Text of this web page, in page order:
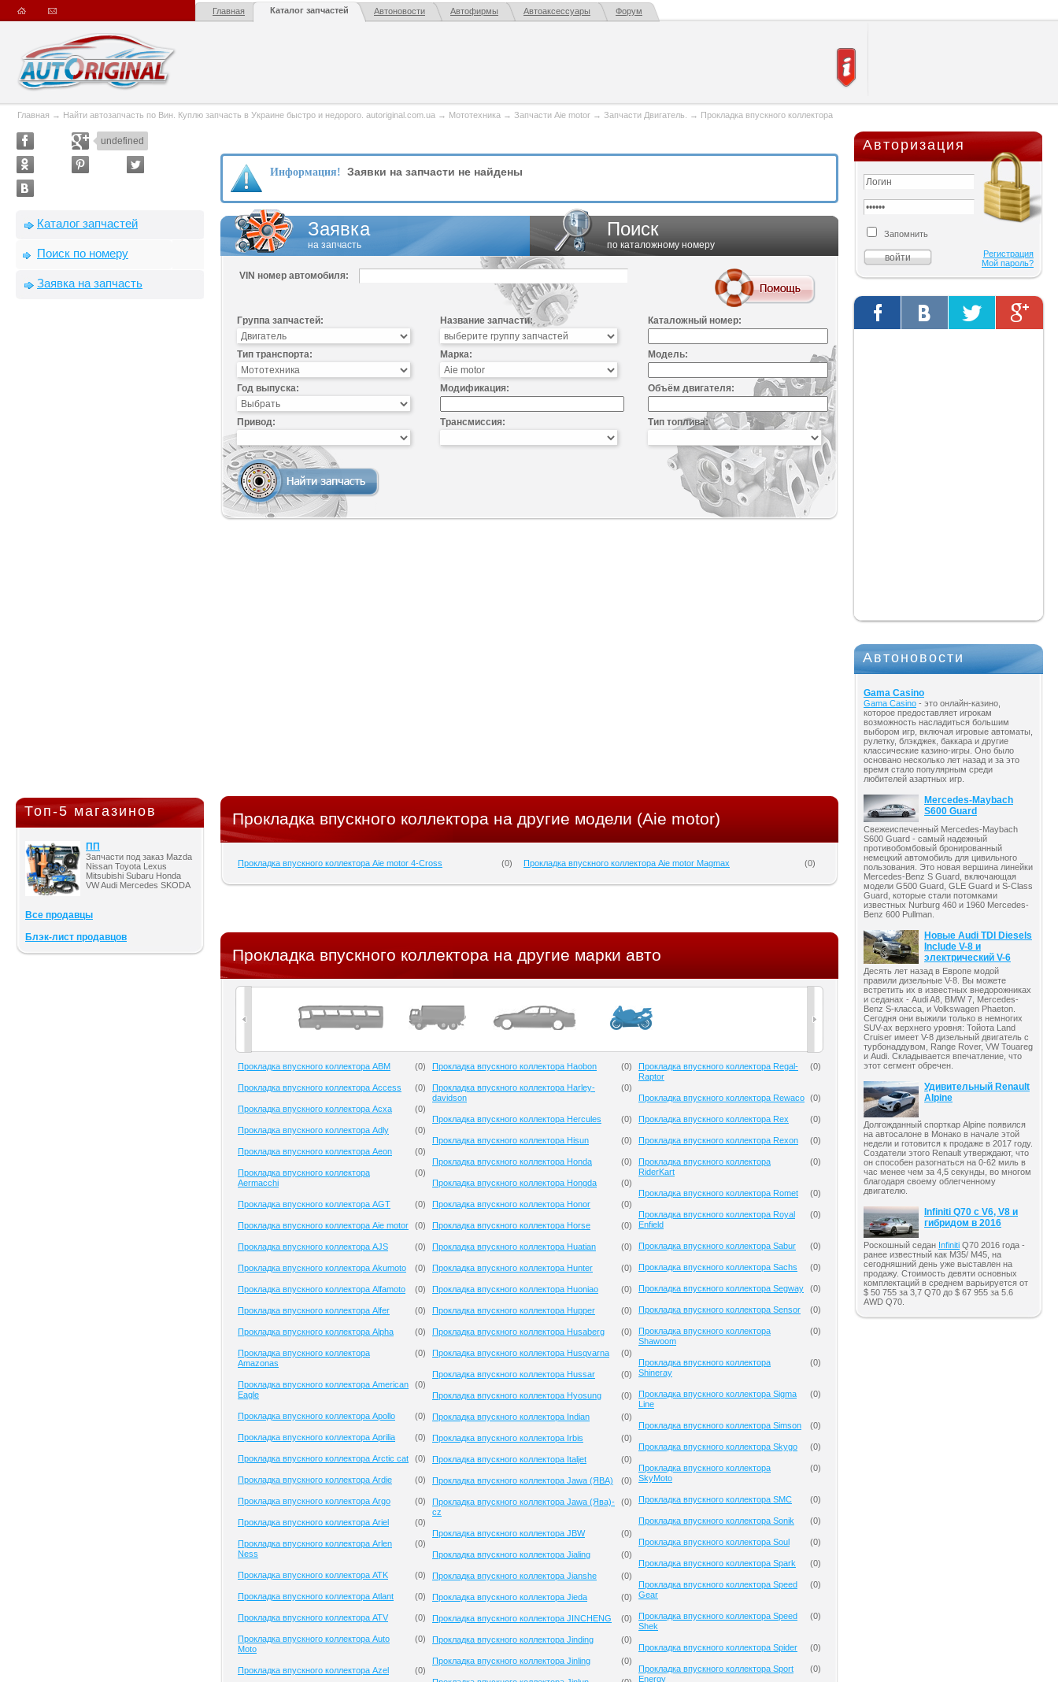
Главная Каталог запчастей Автоновости Автофирмы Автоаксессуары Форум
Главная → Найти автозапчасть по Вин. Куплю запчасть в Украине быстро и недорого. autoriginal.com.ua → Мототехника → Запчасти Aie motor → Запчасти Двигатель. → Прокладка впускного коллектора
undefined
Каталог запчастей
Поиск по номеру
Заявка на запчасть
Топ-5 магазинов
ПП
Запчасти под заказ Mazda
Nissan Toyota Lexus
Mitsubishi Subaru Honda
VW Audi Mercedes SKODA
Все продавцы
Блэк-лист продавцов
Информация! Заявки на запчасти не найдены
Заявка
на запчасть
Поиск
по каталожному номеру
VIN номер автомобиля:
Группа запчастей: Название запчасти: Каталожный номер:
Тип транспорта: Марка: Модель:
Год выпуска: Модификация: Объём двигателя:
Привод: Трансмиссия: Тип топлива:
Прокладка впускного коллектора на другие модели (Aie motor)
Прокладка впускного коллектора Aie motor 4-Cross (0) Прокладка впускного коллектора Aie motor Magmax (0)
Прокладка впускного коллектора на другие марки авто
Прокладка впускного коллектора ABM (0)
Прокладка впускного коллектора Access (0)
Прокладка впускного коллектора Acxa (0)
Прокладка впускного коллектора Adly (0)
Прокладка впускного коллектора Aeon (0)
Прокладка впускного коллектора
Aermacchi
(0)
Прокладка впускного коллектора AGT (0)
Прокладка впускного коллектора Aie motor (0)
Прокладка впускного коллектора AJS (0)
Прокладка впускного коллектора Akumoto (0)
Прокладка впускного коллектора Alfamoto (0)
Прокладка впускного коллектора Alfer (0)
Прокладка впускного коллектора Alpha (0)
Прокладка впускного коллектора
Amazonas
(0)
Прокладка впускного коллектора American
Eagle
(0)
Прокладка впускного коллектора Apollo (0)
Прокладка впускного коллектора Aprilia (0)
Прокладка впускного коллектора Arctic cat (0)
Прокладка впускного коллектора Ardie (0)
Прокладка впускного коллектора Argo (0)
Прокладка впускного коллектора Ariel (0)
Прокладка впускного коллектора Arlen
Ness
(0)
Прокладка впускного коллектора ATK (0)
Прокладка впускного коллектора Atlant (0)
Прокладка впускного коллектора ATV (0)
Прокладка впускного коллектора Auto
Moto
(0)
Прокладка впускного коллектора Azel (0)
Прокладка впускного коллектора Haobon (0)
Прокладка впускного коллектора Harley-
davidson
(0)
Прокладка впускного коллектора Hercules (0)
Прокладка впускного коллектора Hisun (0)
Прокладка впускного коллектора Honda (0)
Прокладка впускного коллектора Hongda (0)
Прокладка впускного коллектора Honor (0)
Прокладка впускного коллектора Horse (0)
Прокладка впускного коллектора Huatian (0)
Прокладка впускного коллектора Hunter (0)
Прокладка впускного коллектора Huoniao (0)
Прокладка впускного коллектора Hupper (0)
Прокладка впускного коллектора Husaberg (0)
Прокладка впускного коллектора Husqvarna (0)
Прокладка впускного коллектора Hussar (0)
Прокладка впускного коллектора Hyosung (0)
Прокладка впускного коллектора Indian (0)
Прокладка впускного коллектора Irbis (0)
Прокладка впускного коллектора Italjet (0)
Прокладка впускного коллектора Jawa (ЯВА) (0)
Прокладка впускного коллектора Jawa (Ява)-
cz
(0)
Прокладка впускного коллектора JBW (0)
Прокладка впускного коллектора Jialing (0)
Прокладка впускного коллектора Jianshe (0)
Прокладка впускного коллектора Jieda (0)
Прокладка впускного коллектора JINCHENG (0)
Прокладка впускного коллектора Jinding (0)
Прокладка впускного коллектора Jinling (0)
Прокладка впускного коллектора Regal-
Raptor
(0)
Прокладка впускного коллектора Rewaco (0)
Прокладка впускного коллектора Rex (0)
Прокладка впускного коллектора Rexon (0)
Прокладка впускного коллектора
RiderKart
(0)
Прокладка впускного коллектора Romet (0)
Прокладка впускного коллектора Royal
Enfield
(0)
Прокладка впускного коллектора Sabur (0)
Прокладка впускного коллектора Sachs (0)
Прокладка впускного коллектора Segway (0)
Прокладка впускного коллектора Sensor (0)
Прокладка впускного коллектора
Shawoom
(0)
Прокладка впускного коллектора
Shineray
(0)
Прокладка впускного коллектора Sigma
Line
(0)
Прокладка впускного коллектора Simson (0)
Прокладка впускного коллектора Skygo (0)
Прокладка впускного коллектора
SkyMoto
(0)
Прокладка впускного коллектора SMC (0)
Прокладка впускного коллектора Sonik (0)
Прокладка впускного коллектора Soul (0)
Прокладка впускного коллектора Spark (0)
Прокладка впускного коллектора Speed
Gear
(0)
Прокладка впускного коллектора Speed
Shek
(0)
Прокладка впускного коллектора Spider (0)
Прокладка впускного коллектора Sport
Energy
(0)
Авторизация
Запомнить
Регистрация
Мой пароль?
Автоновости
Gama Casino
Gama Casino - это онлайн-казино,
которое предоставляет игрокам
возможность насладиться большим
выбором игр, включая игровые автоматы,
рулетку, блэкджек, баккара и другие
классические казино-игры. Оно было
основано несколько лет назад и за это
время стало популярным среди
любителей азартных игр.
Mercedes-Maybach
S600 Guard
Свежеиспеченный Mercedes-Maybach
S600 Guard - самый надежный
противобомбовый бронированный
немецкий автомобиль для цивильного
пользования. Это новая вершина линейки
Mercedes-Benz S Guard, включающая
модели G500 Guard, GLE Guard и S-Class
Guard, которые стали потомками
известных Nurburg 460 и 1960 Mercedes-
Benz 600 Pullman.
Новые Audi TDI Diesels
Include V-8 и
электрический V-6
Десять лет назад в Европе модой
правили дизельные V-8. Вы можете
встретить их в известных внедорожниках
и седанах - Audi A8, BMW 7, Mercedes-
Benz S-класса, и Volkswagen Phaeton.
Сегодня они выжили только в немногих
SUV-ах верхнего уровня: Тойота Land
Cruiser имеет V-8 дизельный двигатель с
турбонаддувом, Range Rover, VW Touareg
и Audi. Складывается впечатление, что
этот сегмент обречен.
Удивительный Renault
Alpine
Долгожданный спорткар Alpine появился
на автосалоне в Монако в начале этой
недели и готовится к продаже в 2017 году.
Создатели этого Renault утверждают, что
он способен разогнаться на 0-62 миль в
час менее чем за 4,5 секунды, во многом
благодаря своему облегченному
двигателю.
Infiniti Q70 с V6, V8 и
гибридом в 2016
Роскошный седан Infiniti Q70 2016 года -
ранее известный как M35/ M45, на
сегодняшний день уже выставлен на
продажу. Стоимость девяти основных
комплектаций в среднем варьируется от
$ 50 755 за 3,7 Q70 до $ 67 955 за 5.6
AWD Q70.